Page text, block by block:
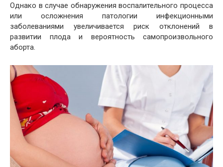
Однако в случае обнаружения воспалительного процесса
или осложнения патологии инфекционными
заболеваниями увеличивается риск отклонений в
развитии плода и вероятность самопроизвольного
аборта.